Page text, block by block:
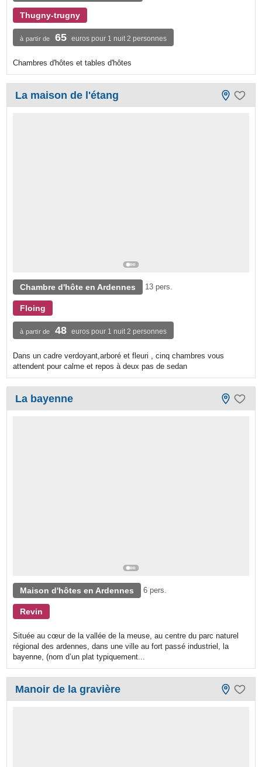
Thugny-trugny
à partir de 65 euros pour 1 nuit 2 personnes
Chambres d'hôtes et tables d'hôtes
La maison de l'étang
Chambre d'hôte en Ardennes 13 pers.
Floing
à partir de 48 euros pour 1 nuit 2 personnes
Dans un cadre verdoyant,arboré et fleuri , cinq chambres vous
attendent pour calme et repos à deux pas de sedan
La bayenne
Maison d'hôtes en Ardennes 6 pers.
Revin
Située au cœur de la vallée de la meuse, au centre du parc naturel
régional des ardennes, dans une ville au fort passé industriel, la
bayenne, (nom d’un plat typiquement...
Manoir de la gravière